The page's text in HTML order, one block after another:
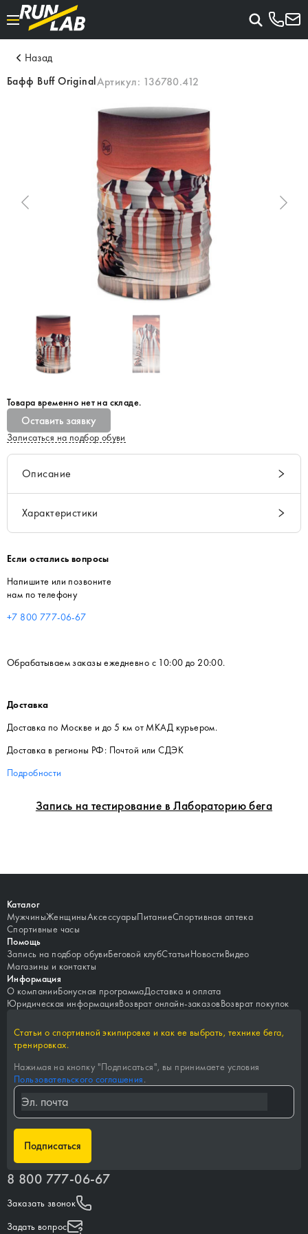
Назад
Бафф Buff OriginalАртикул: 136780.412
Запись на тестирование в Лабораторию бега
Товара временно нет на складе.
Оставить заявку
Записаться на подбор обуви
Описание
Характеристики
Если остались вопросы
Напишите или позвоните
нам по телефону
+7 800 777-06-67
Обрабатываем заказы ежедневно с 10:00 до 20:00.
Доставка
Доставка по Москве и до 5 км от МКАД курьером.
Доставка в регионы РФ: Почтой или СДЭК
Подробности
Каталог
МужчиныЖенщиныАксессуарыПитаниеСпортивная аптека
Спортивные часы
Помощь
Запись на подбор обувиБеговой клубСтатьиНовостиВидео
Магазины и контакты
Информация
О компанииБонусная программаДоставка и оплата
Юридическая информацияВозврат онлайн-заказовВозврат покупок
Статьи о спортивной экипировке и как ее выбрать, технике бега,
тренировках.
Нажимая на кнопку "Подписаться", вы принимаете условия
Пользовательского соглашения.
Подписаться
8 800 777-06-67
Заказать звонок
Задать вопрос